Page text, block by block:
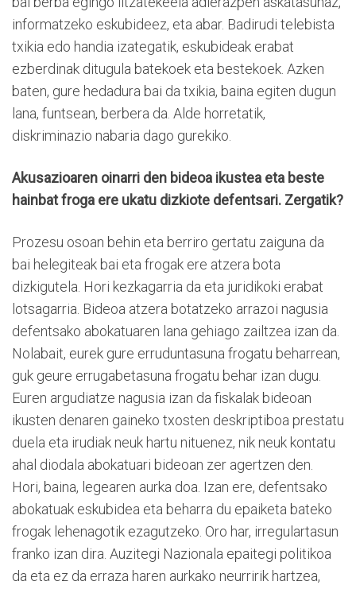
informatzeko eskubideez, eta abar. Badirudi telebista
txikia edo handia izategatik, eskubideak erabat
ezberdinak ditugula batekoek eta bestekoek. Azken
baten, gure hedadura bai da txikia, baina egiten dugun
lana, funtsean, berbera da. Alde horretatik,
diskriminazio nabaria dago gurekiko.
Akusazioaren oinarri den bideoa ikustea eta beste
hainbat froga ere ukatu dizkiote defentsari. Zergatik?
Prozesu osoan behin eta berriro gertatu zaiguna da
bai helegiteak bai eta frogak ere atzera bota
dizkigutela. Hori kezkagarria da eta juridikoki erabat
lotsagarria. Bideoa atzera botatzeko arrazoi nagusia
defentsako abokatuaren lana gehiago zailtzea izan da.
Nolabait, eurek gure erruduntasuna frogatu beharrean,
guk geure errugabetasuna frogatu behar izan dugu.
Euren argudiatze nagusia izan da fiskalak bideoan
ikusten denaren gaineko txosten deskriptiboa prestatu
duela eta irudiak neuk hartu nituenez, nik neuk kontatu
ahal diodala abokatuari bideoan zer agertzen den.
Hori, baina, legearen aurka doa. Izan ere, defentsako
abokatuak eskubidea eta beharra du epaiketa bateko
frogak lehenagotik ezagutzeko. Oro har, irregulartasun
franko izan dira. Auzitegi Nazionala epaitegi politikoa
da eta ez da erraza haren aurkako neurririk hartzea,